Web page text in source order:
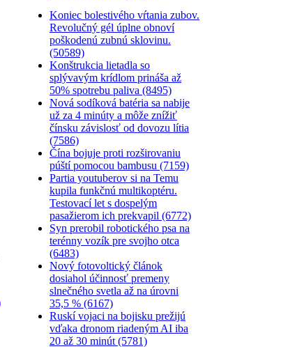
Koniec bolestivého vŕtania zubov.
Revolučný gél úplne obnoví
poškodenú zubnú sklovinu.
(50589)
Konštrukcia lietadla so
splývavým krídlom prináša až
50% spotrebu paliva (8495)
Nová sodíková batéria sa nabije
už za 4 minúty a môže znížiť
čínsku závislosť od dovozu lítia
(7586)
Čína bojuje proti rozširovaniu
púští pomocou bambusu (7159)
Partia youtuberov si na Temu
kupila funkčnú multikoptéru.
Testovací let s dospelým
pasažierom ich prekvapil (6772)
Syn prerobil robotického psa na
terénny vozík pre svojho otca
(6483)
Nový fotovoltický článok
dosiahol účinnosť premeny
slnečného svetla až na úrovni
35,5 % (6167)
Ruskí vojaci na bojisku prežijú
vďaka dronom riadeným AI iba
20 až 30 minút (5781)